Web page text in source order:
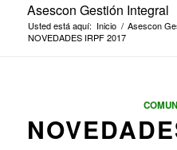
Asescon Gestión Integral
Usted está aquí: Inicio / Asescon
NOVEDADES IRPF 2017